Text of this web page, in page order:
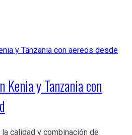
Kenia y Tanzania con
calidad y combinación de